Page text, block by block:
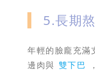
5.長期
年輕的臉龐充滿
邊肉與 雙下巴